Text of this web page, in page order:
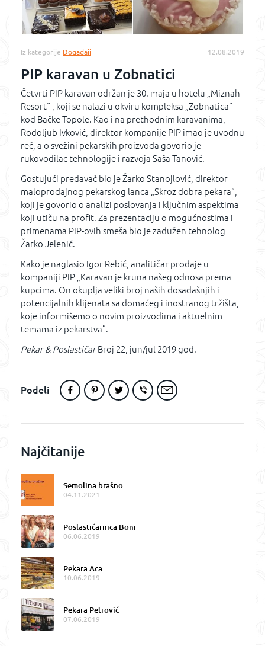
Iz kategorije Događaji 12.08.2019
PIP karavan u Zobnatici
Četvrti PIP karavan održan je 30. maja u hotelu „Miznah
Resort“ , koji se nalazi u okviru kompleksa „Zobnatica“
kod Bačke Topole. Kao i na prethodnim karavanima,
Rodoljub Ivković, direktor kompanije PIP imao je uvodnu
reč, a o svežini pekarskih proizvoda govorio je
rukovodilac tehnologije i razvoja Saša Tanović.
Gostujući predavač bio je Žarko Stanojlović, direktor
maloprodajnog pekarskog lanca „Skroz dobra pekara“,
koji je govorio o analizi poslovanja i ključnim aspektima
koji utiču na profit. Za prezentaciju o mogućnostima i
primenama PIP-ovih smeša bio je zadužen tehnolog
Žarko Jelenić.
Kako je naglasio Igor Rebić, analitičar prodaje u
kompaniji PIP „Karavan je kruna našeg odnosa prema
kupcima. On okuplja veliki broj naših dosadašnjih i
potencijalnih klijenata sa domaćeg i inostranog tržišta,
koje informišemo o novim proizvodima i aktuelnim
temama iz pekarstva”.
Pekar & PoslastičarBroj 22, jun/jul 2019 god.
Podeli
Najčitanije
Semolina brašno
04.11.2021
Poslastičarnica Boni
06.06.2019
Pekara Aca
10.06.2019
Pekara Petrović
07.06.2019